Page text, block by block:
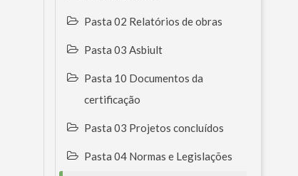
Pasta 02 Relatórios de obras
Pasta 03 Asbiult
Pasta 10 Documentos da
certificação
Pasta 03 Projetos concluídos
Pasta 04 Normas e Legislações